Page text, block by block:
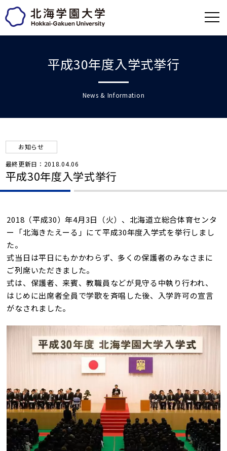
平成30年度入学式挙行
News & Information
お知らせ
最終更新日：2018.04.06
平成30年度入学式挙行
2018（平成30）年4月3日（火）、北海道立総合体育センタ
ー「北海きたえーる」にて平成30年度入学式を挙行しまし
た。
式当日は平日にもかかわらず、多くの保護者のみなさまに
ご列席いただきました。
式は、保護者、来賓、教職員などが見守る中執り行われ、
はじめに出席者全員で学歌を斉唱した後、入学許可の宣言
がなされました。